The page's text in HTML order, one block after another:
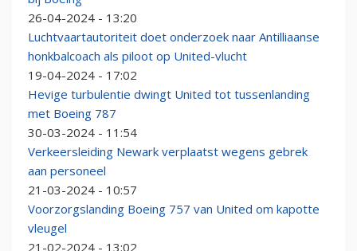
26-04-2024 - 13:20
Luchtvaartautoriteit doet onderzoek naar Antilliaanse
honkbalcoach als piloot op United-vlucht
19-04-2024 - 17:02
Hevige turbulentie dwingt United tot tussenlanding
met Boeing 787
30-03-2024 - 11:54
Verkeersleiding Newark verplaatst wegens gebrek
aan personeel
21-03-2024 - 10:57
Voorzorgslanding Boeing 757 van United om kapotte
vleugel
21-02-2024 - 13:02